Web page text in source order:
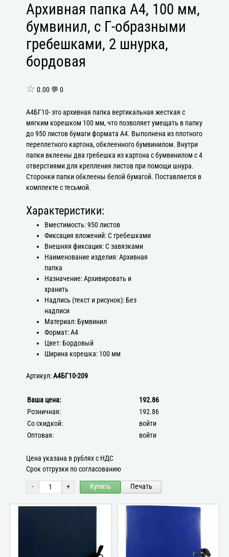
Архивная папка А4, 100 мм,
бумвинил, с Г-образными
гребешками, 2 шнурка,
бордовая
☆ 0.00 💬 0
А4БГ10- это архивная папка вертикальная жесткая с
мягким корешком 100 мм, что позволяет умещать в папку
до 950 листов бумаги формата А4. Выполнена из плотного
переплетного картона, обклеенного бумвинилом. Внутри
папки вклеены два гребешка из картона с бумвинилом с 4
отверстиями для крепления листов при помощи шнура.
Сторонки папки обклеены белой бумагой. Поставляется в
комплекте с тесьмой.
Характеристики:
Вместимость: 950 листов
Фиксация вложений: С гребешками
Внешняя фиксация: С завязками
Наименование изделия: Архивная
папка
Назначение: Архивировать и
хранить
Надпись (текст и рисунок): Без
надписи
Материал: Бумвинил
Формат: А4
Цвет: Бордовый
Ширина корешка: 100 мм
Артикул:А4БГ10-209
Ваша цена:
192.86
Розничная:
192.86
Со скидкой:
войти
Оптовая:
войти
Цена указана в рублях с НДС
Срок отгрузки по согласованию
- + Купить Печать